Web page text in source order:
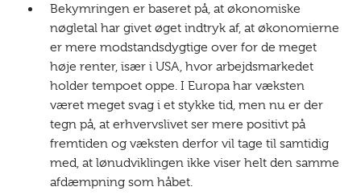
Bekymringen er baseret på, at økonomiske
nøgletal har givet øget indtryk af, at økonomierne
er mere modstandsdygtige over for de meget
høje renter, især i USA, hvor arbejdsmarkedet
holder tempoet oppe. I Europa har væksten
været meget svag i et stykke tid, men nu er der
tegn på, at erhvervslivet ser mere positivt på
fremtiden og væksten derfor vil tage til samtidig
med, at lønudviklingen ikke viser helt den samme
afdæmpning som håbet.